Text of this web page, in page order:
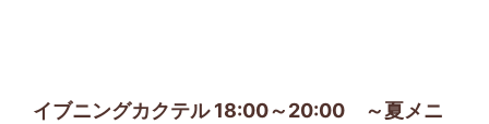
イブニングカクテル 18:00～20:00 ～夏メニ